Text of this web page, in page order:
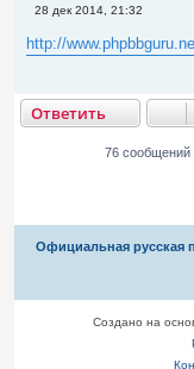
С
о
б
и
е
28 дек 2014, 21:32
http://
Ответить
76 сообщений
Официальная русская
Связаться с
Создано на